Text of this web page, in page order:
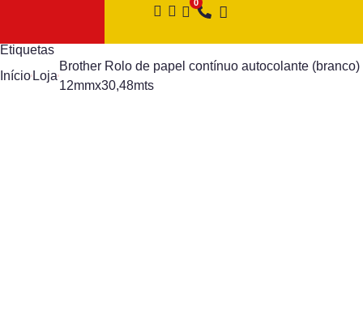
Etiquetas
Início Loja
Brother Rolo de papel contínuo autocolante (branco)
12mmx30,48mts